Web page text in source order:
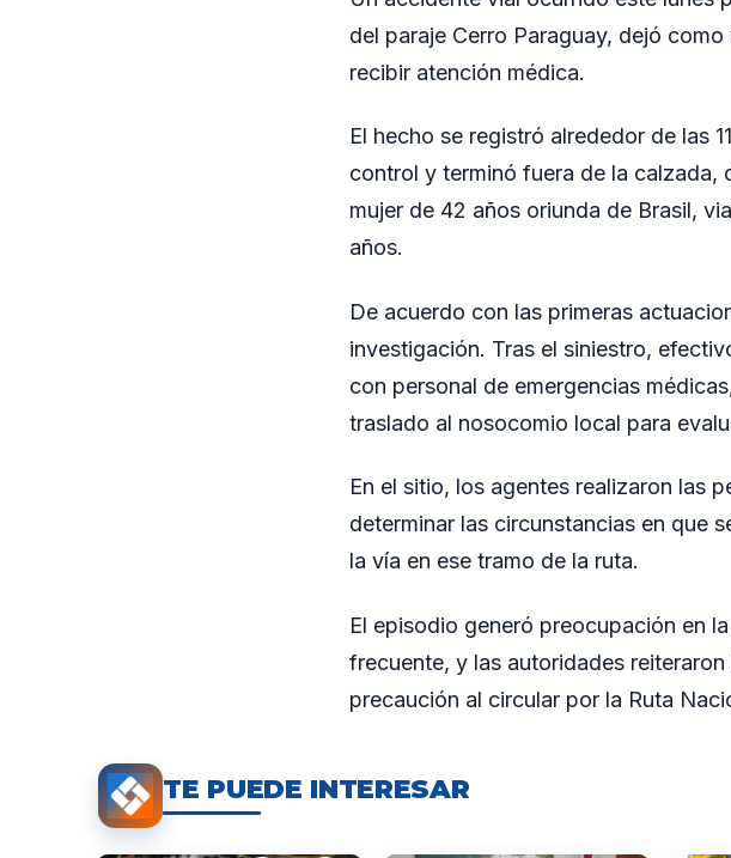
del paraje Cerro Paraguay, dejó
recibir atención médica.
El hecho se registró alrededor de las
control y terminó fuera de la calzada,
mujer de 42 años oriunda de Brasil,
años.
De acuerdo con las primeras
investigación. Tras el siniestro,
con personal de emergencias
traslado al nosocomio local para
En el sitio, los agentes realizaron las
determinar las circunstancias en que
la vía en ese tramo de la ruta.
El episodio generó preocupación en
frecuente, y las autoridades
precaución al circular por la Ruta
TE PUEDE INTERESAR